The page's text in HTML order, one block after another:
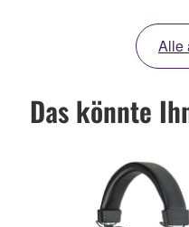
Alle
Das könnte